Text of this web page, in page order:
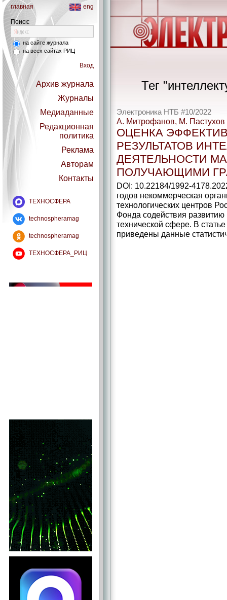
главная eng
Поиск:
на сайте журнала
на всех сайтах РИЦ
Вход
Архив журнала
Журналы
Медиаданные
Редакционная
политика
Реклама
Авторам
Контакты
ТЕХНОСФЕРА
technospheramag
technospheramag
ТЕХНОСФЕРА_РИЦ
Тег
Электроника НТБ #10/2022
А. Митрофанов, М. Пастухов
ОЦЕНКА
РЕЗУЛЬТАТОВ
ДЕЯТЕЛЬНОСТИ
ПОЛУЧАЮЩИМИ
DOI: 10.22184/1992-
годов некоммерческая
технологических центров
Фонда содействия
технической сфере. В
приведены данные